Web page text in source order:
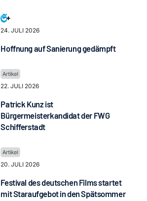
24. JULI 2026
Hoffnung auf Sanierung gedämpft
22. JULI 2026
Patrick Kunz ist
Bürgermeisterkandidat der FWG
Schifferstadt
20. JULI 2026
Festival des deutschen Films startet
mit Staraufgebot in den Spätsommer